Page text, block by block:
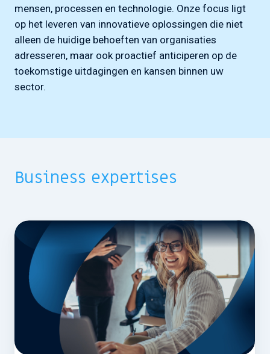
mensen, processen en technologie. Onze focus ligt
op het leveren van innovatieve oplossingen die niet
alleen de huidige behoeften van organisaties
adresseren, maar ook proactief anticiperen op de
toekomstige uitdagingen en kansen binnen uw
sector.
Business expertises